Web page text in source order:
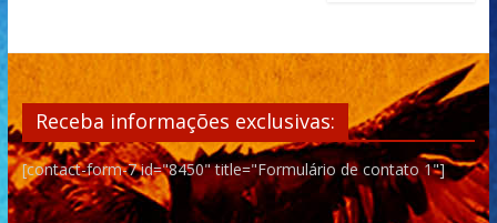
Receba informações exclusivas:
[contact-form-7 id="8450" title="Formulário de contato 1"]